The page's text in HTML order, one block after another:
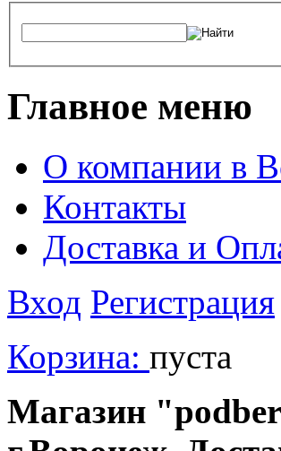
Главное меню
О компании в
Контакты
Доставка и
Вход Регистрация
Корзина: пуста
Магазин